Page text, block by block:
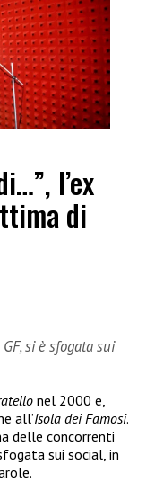
l’ex
di
si è sfogata sui
nel 2000 e,
all’Isola dei Famosi.
delle concorrenti
sui social, in